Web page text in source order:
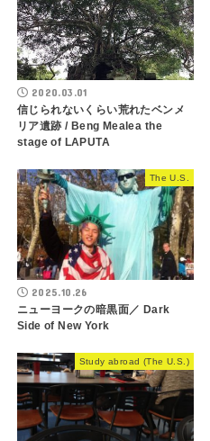
2020.03.01
信じられないくらい荒れたベンメ
リア遺跡 / Beng Mealea the
stage of LAPUTA
The U.S.
2025.10.26
ニューヨークの暗黒面／ Dark
Side of New York
Study abroad (The U.S.)